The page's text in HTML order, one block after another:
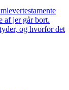
af jer går bort.
og hvorfor det